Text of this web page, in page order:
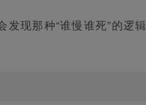
现那种“谁慢谁死”的逻辑